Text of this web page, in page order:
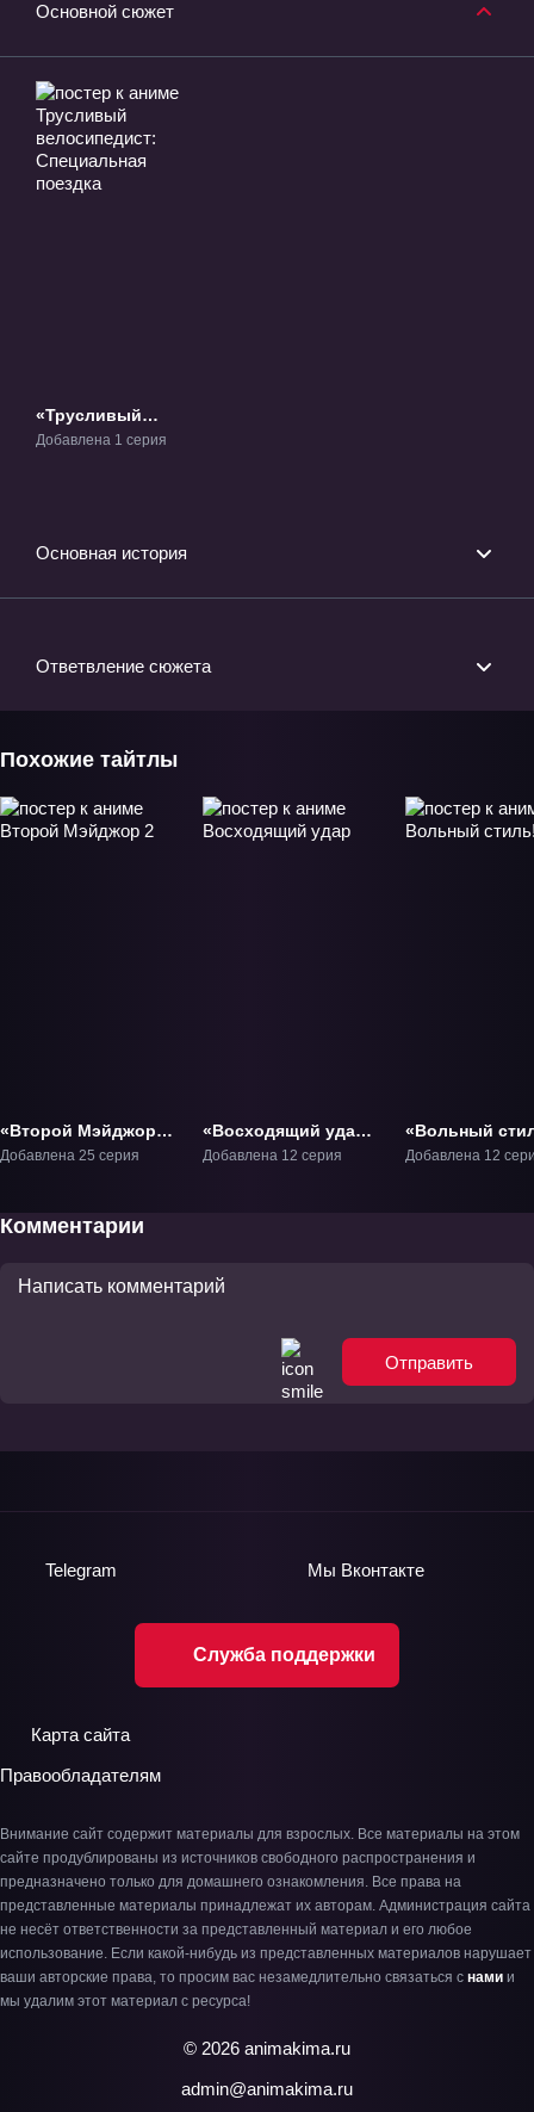
Основной сюжет
«Трусливый
велосипедист:
Добавлена 1 серия
Основная история
Ответвление сюжета
Похожие тайтлы
«Второй Мэйджор
2» ТВ-2
Добавлена 25 серия
«Восходящий удар»
ТВ-1
Добавлена 12 серия
«Вольный
ТВ-1
Добавлена 12
Комментарии
Отправить
Служба поддержки
Telegram Мы Вконтакте
Карта сайта
Правообладателям
Внимание сайт содержит материалы для взрослых. Все материалы на этом
сайте продублированы из источников свободного распространения и
предназначено только для домашнего ознакомления. Все права на
представленные материалы принадлежат их авторам. Администрация сайта
не несёт ответственности за представленный материал и его любое
использование. Если какой-нибудь из представленных материалов нарушает
ваши авторские права, то просим вас незамедлительно связаться с нами и
мы удалим этот материал с ресурса!
© 2026 animakima.ru
admin@animakima.ru